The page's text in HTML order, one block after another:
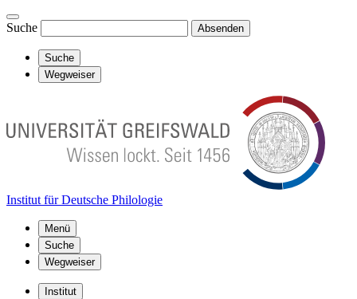
Suche Absenden
Suche
Wegweiser
Institut für Deutsche Philologie
Menü
Suche
Wegweiser
Institut